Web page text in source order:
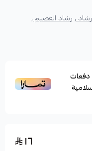
,رشاد القصيم ,
دفعات
١٦